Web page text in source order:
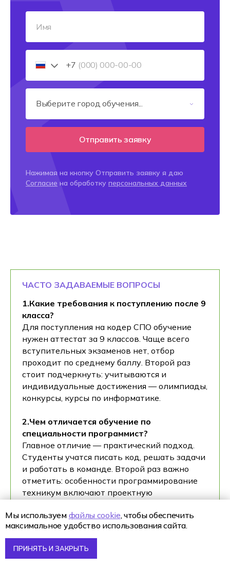
+7
Отправить заявку
Нажимая на кнопку Отправить заявку я даю
Согласие на обработку персональных данных
ЧАСТО ЗАДАВАЕМЫЕ ВОПРОСЫ
1.Какие требования к поступлению после 9
класса?
Для поступления на кодер СПО обучение
нужен аттестат за 9 классов. Чаще всего
вступительных экзаменов нет, отбор
проходит по среднему баллу. Второй раз
стоит подчеркнуть: учитываются и
индивидуальные достижения — олимпиады,
конкурсы, курсы по информатике.
2.Чем отличается обучение по
специальности программист?
Главное отличие — практический подход.
Студенты учатся писать код, решать задачи
и работать в команде. Второй раз важно
отметить: особенности программирование
техникум включают проектную
3. Нужно ли хорошо знать математику и
английский?
Да, без математики сложно. Алгебра и
Поступление 2026
Как проходит обучение
Процесс поступления
Подача документов
Мы используем файлы cookie, чтобы обеспечить
максимальное удобство использования сайта.
ПРИНЯТЬ И ЗАКРЫТЬ